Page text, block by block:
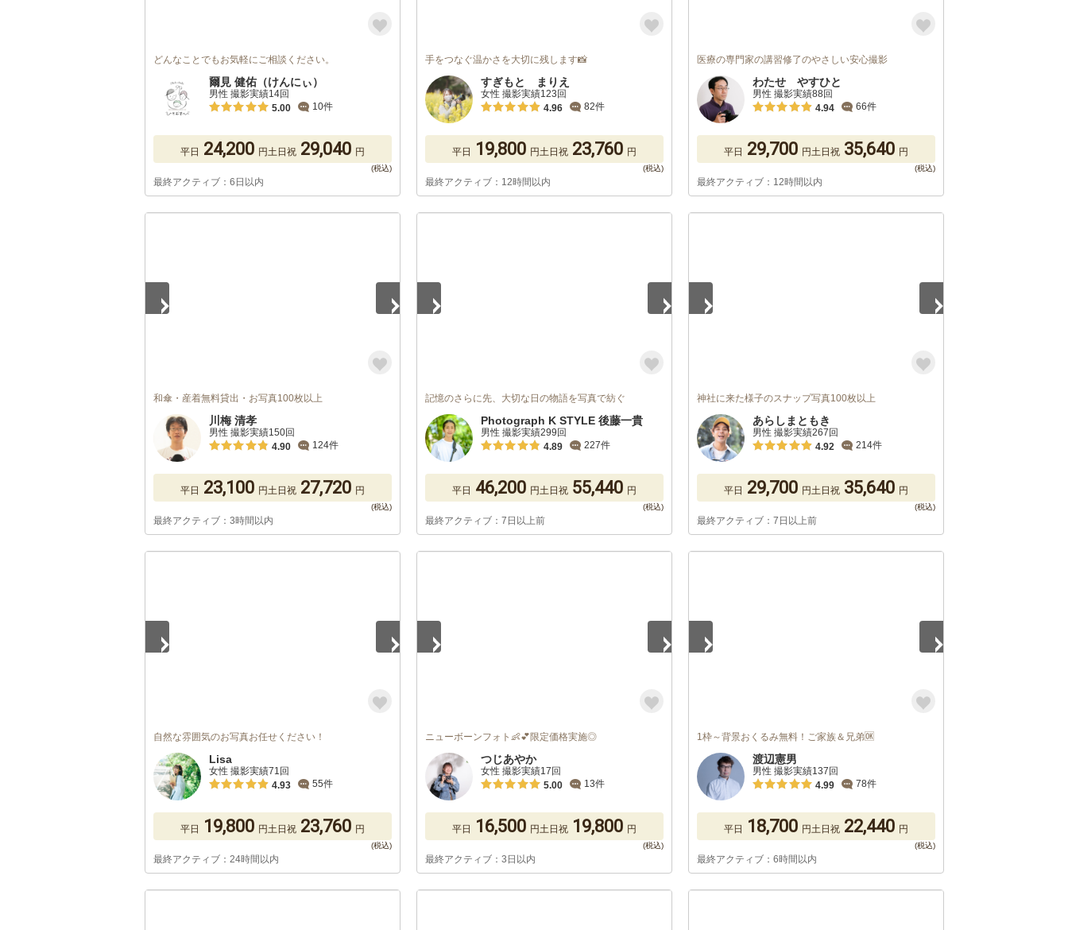
どんなことでもお気軽にご相談ください。
爾見 健佑（けんにぃ）
男性 撮影実績14回
5.00
10件
平日 24,200 円土日祝 29,040 円
最終アクティブ：6日以内
手をつなぐ温かさを大切に残します📸
すぎもと まりえ
女性 撮影実績123回
4.96
82件
平日 19,800 円土日祝 23,760 円
最終アクティブ：12時間以内
医療の専門家の講習修了のやさしい安心撮影
わたせ やすひと
男性 撮影実績88回
4.94
66件
平日 29,700 円土日祝 35,640 円
最終アクティブ：12時間以内
和傘・産着無料貸出・お写真100枚以上
川梅 清孝
男性 撮影実績150回
4.90
124件
平日 23,100 円土日祝 27,720 円
最終アクティブ：3時間以内
記憶のさらに先、大切な日の物語を写真で紡ぐ
Photograph K STYLE 後藤一貴
男性 撮影実績299回
4.89
227件
平日 46,200 円土日祝 55,440 円
最終アクティブ：7日以上前
神社に来た様子のスナップ写真100枚以上
あらしまともき
男性 撮影実績267回
4.92
214件
平日 29,700 円土日祝 35,640 円
最終アクティブ：7日以上前
自然な雰囲気のお写真お任せください！
Lisa
女性 撮影実績71回
4.93
55件
平日 19,800 円土日祝 23,760 円
最終アクティブ：24時間以内
ニューボーンフォト👶💕限定価格実施◎
つじあやか
女性 撮影実績17回
5.00
13件
平日 16,500 円土日祝 19,800 円
最終アクティブ：3日以内
1枠～背景おくるみ無料！ご家族＆兄弟🆗
渡辺憲男
男性 撮影実績137回
4.99
78件
平日 18,700 円土日祝 22,440 円
最終アクティブ：6時間以内